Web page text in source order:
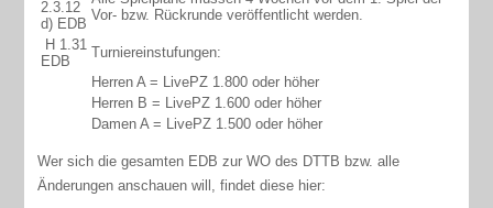
2.3.12
d) EDB
Vor- bzw. Rückrunde veröffentlicht werden.
H 1.31
EDB
Turniereinstufungen:
Herren A = LivePZ 1.800 oder höher
Herren B = LivePZ 1.600 oder höher
Damen A = LivePZ 1.500 oder höher
Wer sich die gesamten EDB zur WO des DTTB bzw. alle
Änderungen anschauen will, findet diese hier: